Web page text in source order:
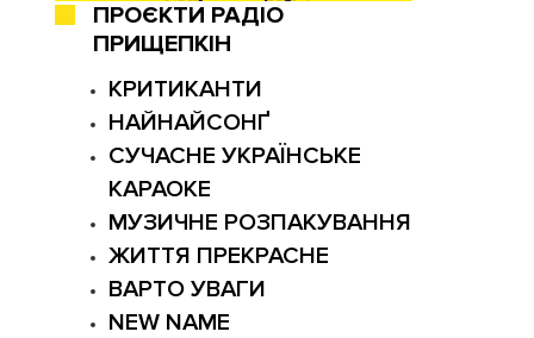
ПРОЄКТИ РАДІО
ПРИЩЕПКІН
КРИТИКАНТИ
НАЙНАЙСОНҐ
СУЧАСНЕ УКРАЇНСЬКЕ
КАРАОКЕ
МУЗИЧНЕ РОЗПАКУВАННЯ
ЖИТТЯ ПРЕКРАСНЕ
ВАРТО УВАГИ
NEW NAME